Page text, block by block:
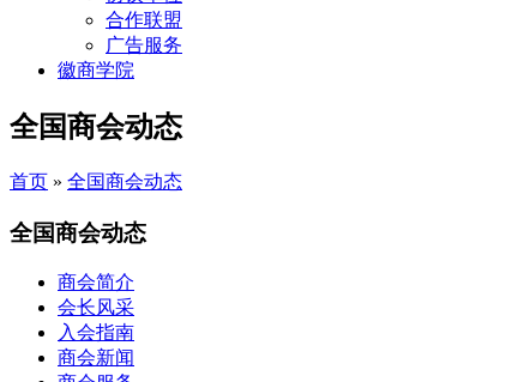
合作联盟
广告服务
徽商学院
全国商会动态
首页 » 全国商会动态
全国商会动态
商会简介
会长风采
入会指南
商会新闻